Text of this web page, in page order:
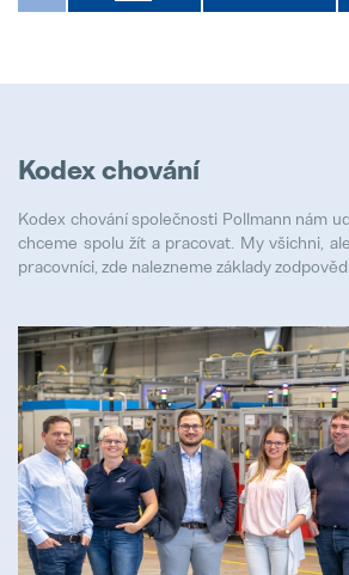
Kodex chování
Kodex chování společnosti Pollmann nám
chceme spolu žít a pracovat. My všichni,
pracovníci, zde nalezneme základy